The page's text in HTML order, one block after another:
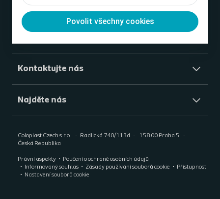
Povolit všechny cookies
Pomůcky
Kontaktujte nás
Najděte nás
Coloplast Czech s.r.o. Radlická 740/113d
158 00 Praha 5
Česká Republika
Právní aspekty
Poučení o ochraně osobních údajů
Informovaný souhlas
Zásady používání souborů cookie
Přístupnost
Nastavení souborů cookie